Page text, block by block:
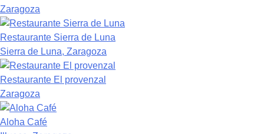
Zaragoza
Restaurante Sierra de Luna
Sierra de Luna, Zaragoza
Restaurante El provenzal
Zaragoza
Aloha Café